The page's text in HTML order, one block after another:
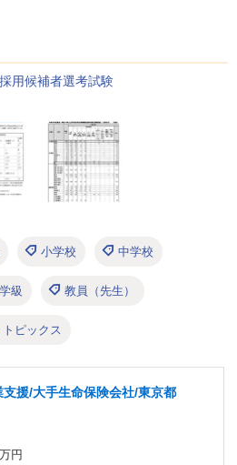
用候補者選考試験
小学校 中学校
級 教員（先生）
ピックス
援/大手生命保険会社/東京都
円